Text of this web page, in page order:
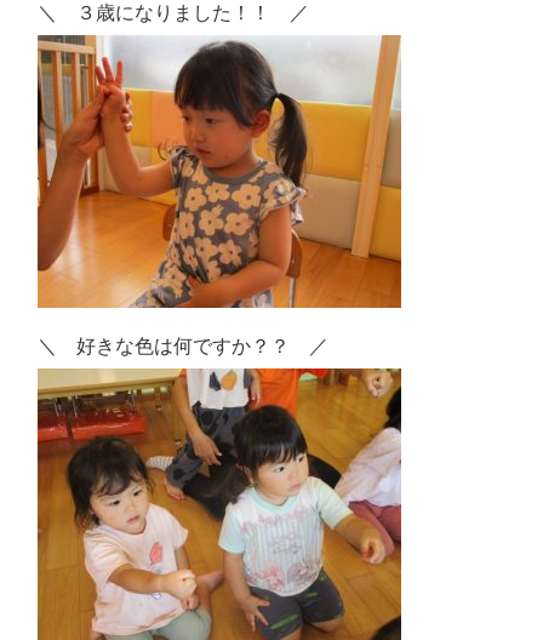
＼ ３歳になりました！！ ／
＼ 好きな色は何ですか？？ ／